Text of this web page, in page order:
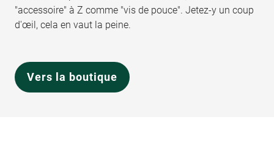
"accessoire" à Z comme "vis de pouce". Jetez-y un coup
d'œil, cela en vaut la peine.
Vers la boutique